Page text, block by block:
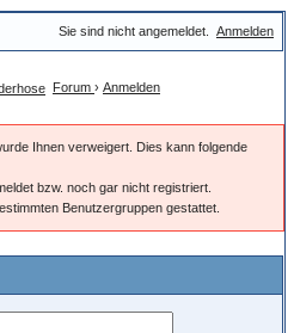
Sie sind nicht angemeldet. Anmelden
Forum › Anmelden
Ihnen verweigert. Dies kann folgende
bzw. noch gar nicht registriert.
Benutzergruppen gestattet.